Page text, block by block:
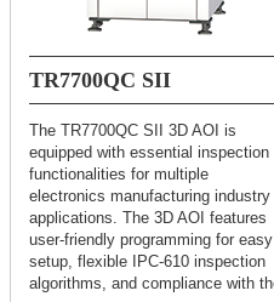
TR7700QC SII
The TR7700QC SII 3D AOI is
equipped with essential inspection
functionalities for multiple
electronics manufacturing industry
applications. The 3D AOI features
user-friendly programming for easy
setup, flexible IPC-610 inspection
algorithms, and compliance with